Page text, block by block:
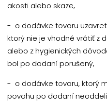
akosti alebo skaze,
- o dodávke tovaru
ktorý nie je vhodné vrátiť z
alebo z hygienických
bol po dodaní porušený,
- o dodávke tovaru, ktorý
povahu po dodaní